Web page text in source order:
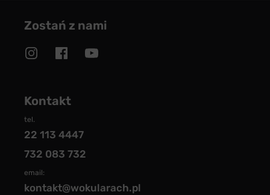
Zostań z nami
Kontakt
tel.
22 113 4447
732 083 732
email:
kontakt@wokularach.pl